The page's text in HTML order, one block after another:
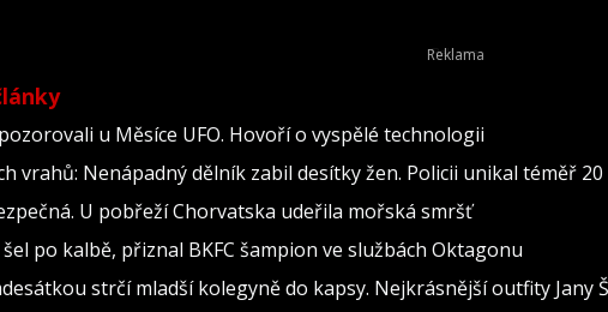
u Měsíce UFO. Hovoří o vyspělé technologii
vrahů: Nenápadný dělník zabil desítky žen. Policii unikal téměř
U pobřeží Chorvatska udeřila mořská smršť
po kalbě, přiznal BKFC šampion ve službách Oktagonu
strčí mladší kolegyně do kapsy. Nejkrásnější outfity Jany